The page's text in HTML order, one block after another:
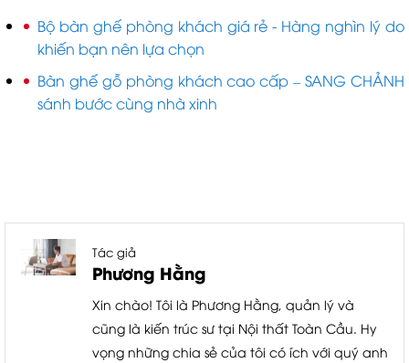
Bộ bàn ghế phòng khách giá rẻ - Hàng nghìn lý do
khiến bạn nên lựa chọn
Bàn ghế gỗ phòng khách cao cấp – SANG CHẢNH
sánh bước cùng nhà xinh
Tác giả
Phương Hằng
Xin chào! Tôi là Phương Hằng, quản lý và
cũng là kiến trúc sư tại Nội thất Toàn Cầu. Hy
vọng những chia sẻ của tôi có ích với quý anh